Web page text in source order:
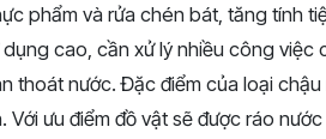
phẩm và rửa chén bát, tăng tính
cao, cần xử lý nhiều công việc
thoát nước. Đặc điểm của loại
ưu điểm đồ vật sẽ được ráo